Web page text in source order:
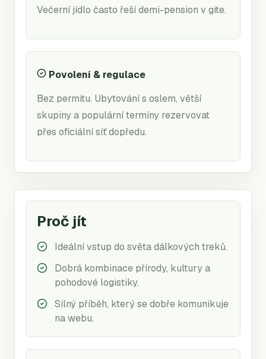
Večerní jídlo často řeší demi-pension v gite.
Povolení & regulace
Bez permitu. Ubytování s oslem, větší
skupiny a populární termíny rezervovat
přes oficiální síť dopředu.
Proč jít
Ideální vstup do světa dálkových treků.
Dobrá kombinace přírody, kultury a
pohodové logistiky.
Silný příběh, který se dobře komunikuje
na webu.